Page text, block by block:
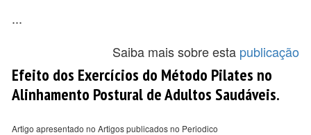
...
Saiba mais sobre esta publicação
Efeito dos Exercícios do Método Pilates no
Alinhamento Postural de Adultos Saudáveis.
Artigo apresentado no Artigos publicados no Periodico